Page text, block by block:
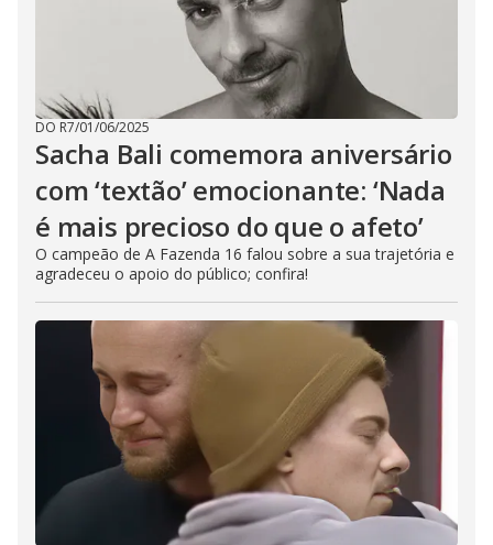
DO R7/01/06/2025
Sacha Bali comemora aniversário
com ‘textão’ emocionante: ‘Nada
é mais precioso do que o afeto’
O campeão de A Fazenda 16 falou sobre a sua trajetória e
agradeceu o apoio do público; confira!